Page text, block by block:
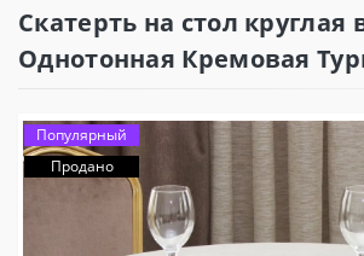
Скатерть на стол
Однотонная Кремовая
Популярный
Продано